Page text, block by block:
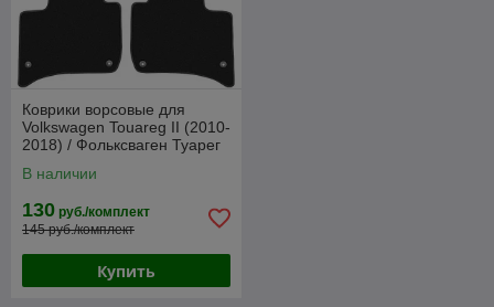
Коврики ворсовые для
Volkswagen Touareg II (2010-
2018) / Фольксваген Туарег
В наличии
130 руб./комплект
145 руб./комплект
Купить